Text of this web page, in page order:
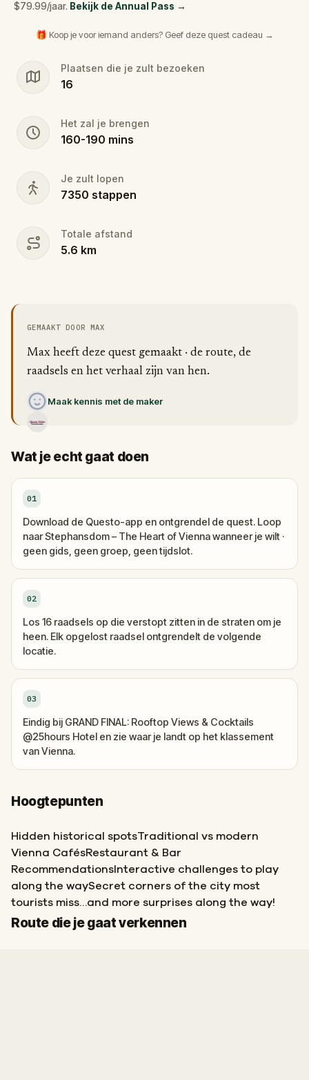
$79.99/jaar. Bekijk de Annual Pass →
🎁 Koop je voor iemand anders? Geef deze quest cadeau →
Plaatsen die je zult bezoeken
16
Het zal je brengen
160-190 mins
Je zult lopen
7350 stappen
Totale afstand
5.6 km
GEMAAKT DOOR MAX
Max heeft deze quest gemaakt · de route, de
raadsels en het verhaal zijn van hen.
Maak kennis met de maker
Wat je echt gaat doen
01
Download de Questo-app en ontgrendel de quest. Loop
naar Stephansdom – The Heart of Vienna wanneer je wilt ·
geen gids, geen groep, geen tijdslot.
02
Los 16 raadsels op die verstopt zitten in de straten om je
heen. Elk opgelost raadsel ontgrendelt de volgende
locatie.
03
Eindig bij GRAND FINAL: Rooftop Views & Cocktails
@25hours Hotel en zie waar je landt op het klassement
van Vienna.
Hoogtepunten
Hidden historical spotsTraditional vs modern
Vienna CafésRestaurant & Bar
RecommendationsInteractive challenges to play
along the waySecret corners of the city most
tourists miss…and more surprises along the way!
Route die je gaat verkennen
Start
Finish